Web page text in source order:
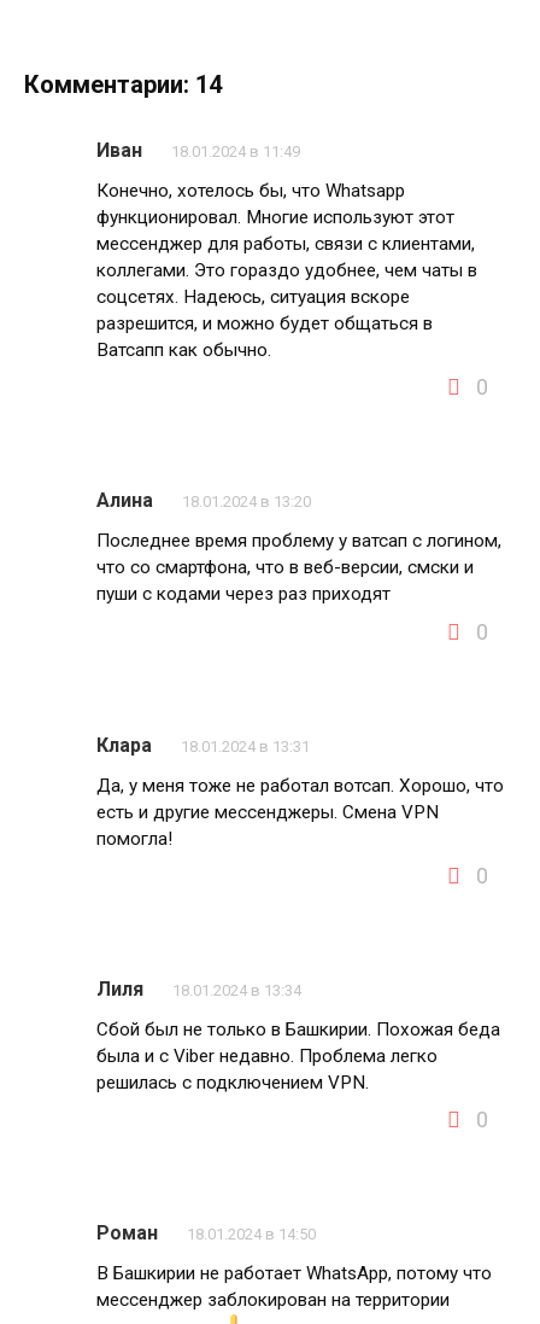
Комментарии: 14
Иван 18.01.2024 в 11:49
Конечно, хотелось бы, что Whatsapp
функционировал. Многие используют этот
мессенджер для работы, связи с клиентами,
коллегами. Это гораздо удобнее, чем чаты в
соцсетях. Надеюсь, ситуация вскоре
разрешится, и можно будет общаться в
Ватсапп как обычно.
0
Алина 18.01.2024 в 13:20
Последнее время проблему у ватсап с логином,
что со смартфона, что в веб-версии, смски и
пуши с кодами через раз приходят
0
Клара 18.01.2024 в 13:31
Да, у меня тоже не работал вотсап. Хорошо, что
есть и другие мессенджеры. Смена VPN
помогла!
0
Лиля 18.01.2024 в 13:34
Сбой был не только в Башкирии. Похожая беда
была и с Viber недавно. Проблема легко
решилась с подключением VPN.
0
Роман 18.01.2024 в 14:50
В Башкирии не работает WhatsApp, потому что
мессенджер заблокирован на территории